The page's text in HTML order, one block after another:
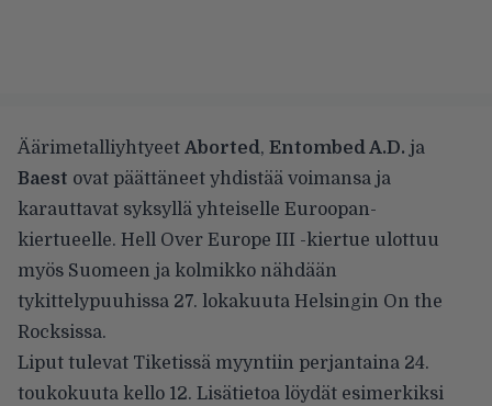
Äärimetalliyhtyeet Aborted, Entombed A.D. ja
Baest ovat päättäneet yhdistää voimansa ja
karauttavat syksyllä yhteiselle Euroopan-
kiertueelle. Hell Over Europe III -kiertue ulottuu
myös Suomeen ja kolmikko nähdään
tykittelypuuhissa 27. lokakuuta Helsingin On the
Rocksissa.
Liput tulevat Tiketissä myyntiin perjantaina 24.
toukokuuta kello 12. Lisätietoa löydät esimerkiksi